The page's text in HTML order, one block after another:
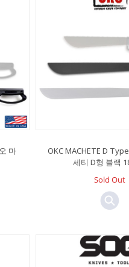
마
OKC MACHETE D
세티 D형 블랙
Sold Out